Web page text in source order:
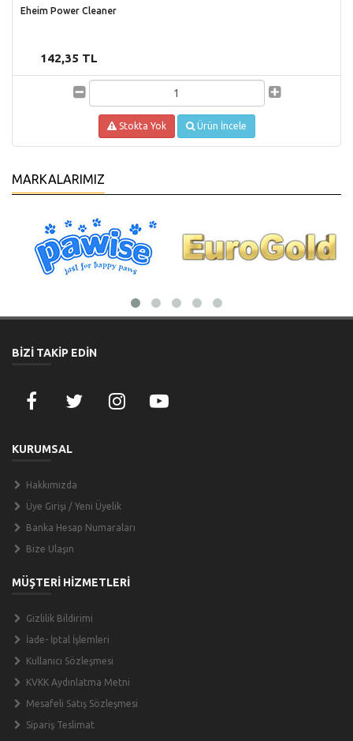
Eheim Power Cleaner
142,35 TL
Stokta Yok Ürün İncele
MARKALARIMIZ
BİZİ TAKİP EDİN
KURUMSAL
Hakkımızda
Üye Girişi / Yeni Üyelik
Banka Hesap Numaraları
Bize Ulaşın
MÜŞTERİ HİZMETLERİ
Gizlilik Bildirimi
İade- İptal İşlemleri
Kullanıcı Sözleşmesi
KVKK Aydınlatma Metni
Mesafeli Satış Sözleşmesi
Sipariş Teslimat